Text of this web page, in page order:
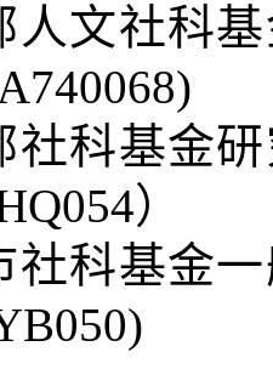
人文社科
)
社科基金
）
社科基金
)